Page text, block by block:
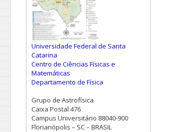
Universidade Federal de Santa
Catarina
Centro de Ciências Físicas e
Matemáticas
Departamento de Física
Grupo de Astrofísica
Caixa Postal 476
Campus Universitário 88040-900
Florianópolis – SC – BRASIL